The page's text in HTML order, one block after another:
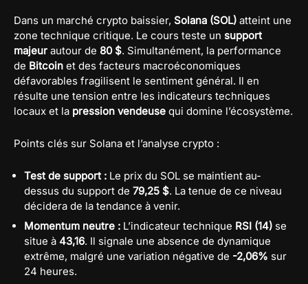
Dans un marché crypto baissier, Solana (SOL) atteint une
zone technique critique. Le cours teste un support
majeur autour de 80 $. Simultanément, la performance
de Bitcoin et des facteurs macroéconomiques
défavorables fragilisent le sentiment général. Il en
résulte une tension entre les indicateurs techniques
locaux et la pression vendeuse qui domine l’écosystème.
Points clés sur Solana et l’analyse crypto :
Test de support : Le prix du SOL se maintient au-
dessus du support de 79,25 $. La tenue de ce niveau
décidera de la tendance à venir.
Momentum neutre : L’indicateur technique RSI (14) se
situe à 43,16. Il signale une absence de dynamique
extrême, malgré une variation négative de -2,06% sur
24 heures.